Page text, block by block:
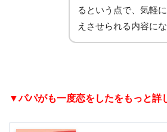
るという点で、気軽
えさせられる内容にな
▼パパがも一度恋をしたをもっと詳